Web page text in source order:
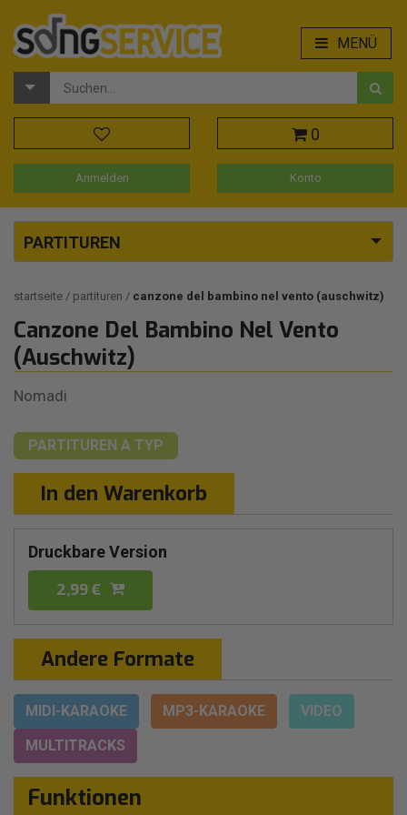
MENÜ
0
Anmelden Konto
PARTITUREN
startseite partituren canzone del bambino nel vento (auschwitz)
Canzone Del Bambino Nel Vento
(Auschwitz)
Nomadi
PARTITUREN A TYP
In den Warenkorb
Druckbare Version
2,99 €
Andere Formate
MIDI-KARAOKE MP3-KARAOKE
VIDEO
MULTITRACKS
Funktionen